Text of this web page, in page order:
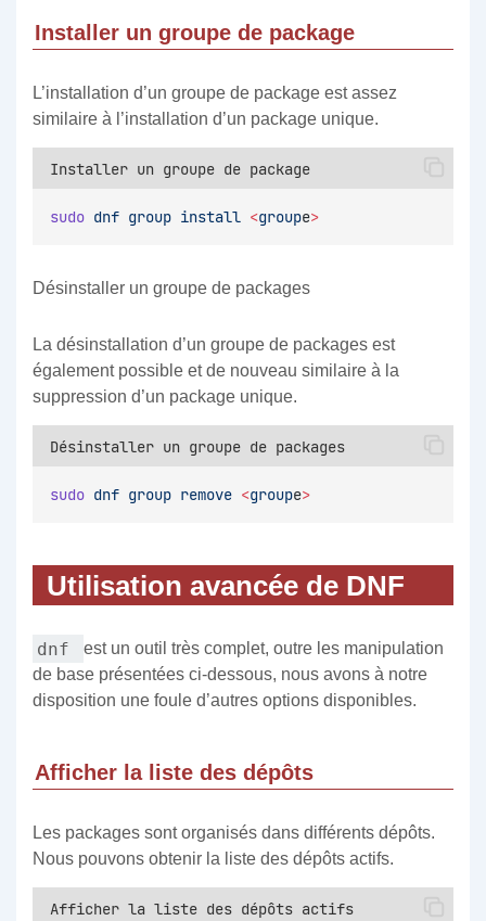
Installer un groupe de package
L’installation d’un groupe de package est assez
similaire à l’installation d’un package unique.
Installer un groupe de package
sudo dnf group install <groupe>
Désinstaller un groupe de packages
La désinstallation d’un groupe de packages est
également possible et de nouveau similaire à la
suppression d’un package unique.
Désinstaller un groupe de packages
sudo dnf group remove <groupe>
Utilisation avancée de DNF
dnf
est un outil très complet, outre les manipulation
de base présentées ci-dessous, nous avons à notre
disposition une foule d’autres options disponibles.
Afficher la liste des dépôts
Les packages sont organisés dans différents dépôts.
Nous pouvons obtenir la liste des dépôts actifs.
Afficher la liste des dépôts actifs